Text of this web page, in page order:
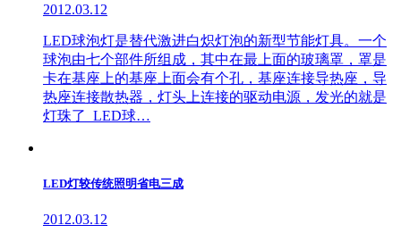
2012.03.12
LED球泡灯是替代激进白炽灯泡的新型节能灯具。一个
球泡由七个部件所组成，其中在最上面的玻璃罩，罩是
卡在基座上的基座上面会有个孔，基座连接导热座，导
热座连接散热器，灯头上连接的驱动电源，发光的就是
灯珠了 LED球…
LED灯较传统照明省电三成
2012.03.12